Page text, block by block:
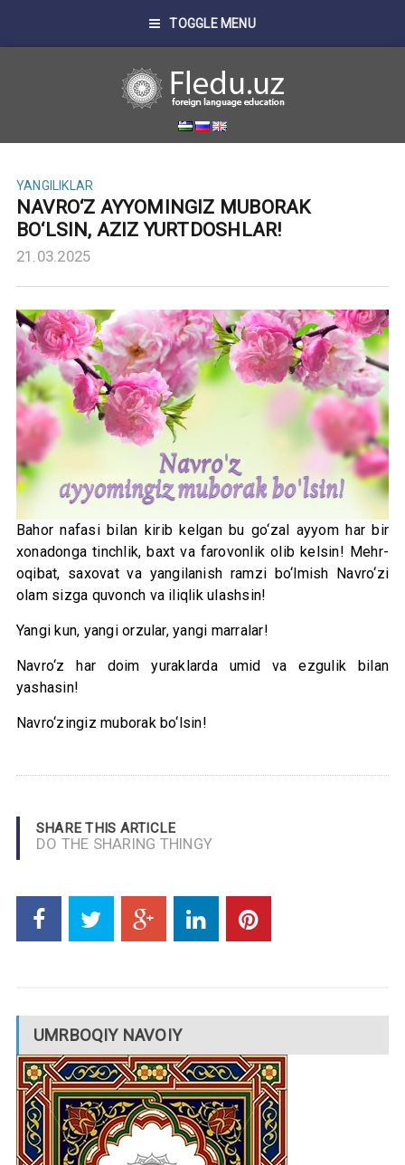
TOGGLE MENU
YANGILIKLAR
NAVRO‘Z AYYOMINGIZ MUBORAK
BO‘LSIN, AZIZ YURTDOSHLAR!
21.03.2025
Bahor nafasi bilan kirib kelgan bu go‘zal ayyom har bir
xonadonga tinchlik, baxt va farovonlik olib kelsin! Mehr-
oqibat, saxovat va yangilanish ramzi bo‘lmish Navro‘zi
olam sizga quvonch va iliqlik ulashsin!
Yangi kun, yangi orzular, yangi marralar!
Navro‘z har doim yuraklarda umid va ezgulik bilan
yashasin!
Navro‘zingiz muborak bo‘lsin!
SHARE THIS ARTICLE
DO THE SHARING THINGY
UMRBOQIY NAVOIY